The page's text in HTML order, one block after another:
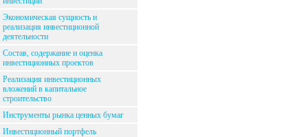
Экономическая сущность и
реализация инвестиционной
деятельности
Состав, содержание и оценка
инвестиционных проектов
Реализация инвестиционных
вложений в капитальное
строительство
Инструменты рынка ценных бумаг
Инвестиционный портфель